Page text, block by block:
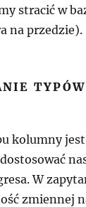
stracić w
na przedzie).
kolumny
W
zmiennej